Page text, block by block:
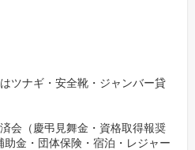
ツナギ・安全靴・ジャンバー貸
会（慶弔見舞金・資格取得報奨
金・団体保険・宿泊・レジャー